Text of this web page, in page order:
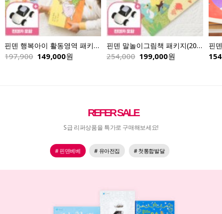
핀덴 행복아이 활동영역 패키지(8권)+핀덴카
197,900 149,000원
핀덴 말놀이그림책 패키지(20권)+핀덴카
254,000 199,000원
핀
REFER SALE
S급 리퍼상품을 특가로 구매해보세요!
# 핀덴베베 # 유아전집 # 첫통합발달